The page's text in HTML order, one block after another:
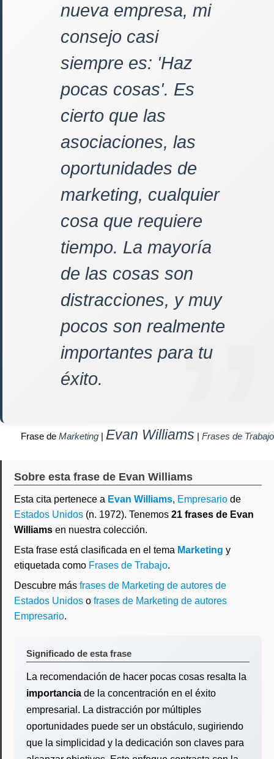
nueva empresa, mi
consejo casi
siempre es: 'Haz
pocas cosas'. Es
cierto que las
asociaciones, las
oportunidades de
marketing, cualquier
cosa que requiere
tiempo. La mayoría
de las cosas son
distracciones, y muy
pocos son realmente
importantes para tu
éxito.
Frase de Marketing | Evan Williams | Frases de Trabajo
Sobre esta frase de Evan Williams
Esta cita pertenece a Evan Williams, Empresario de
Estados Unidos (n. 1972). Tenemos 21 frases de Evan
Williams en nuestra colección.
Esta frase está clasificada en el tema Marketing y
etiquetada como Frases de Trabajo.
Descubre más frases de Marketing de autores de
Estados Unidos o frases de Marketing de autores
Empresario.
Significado de esta frase
La recomendación de hacer pocas cosas resalta la
importancia de la concentración en el éxito
empresarial. La distracción por múltiples
oportunidades puede ser un obstáculo, sugiriendo
que la simplicidad y la dedicación son claves para